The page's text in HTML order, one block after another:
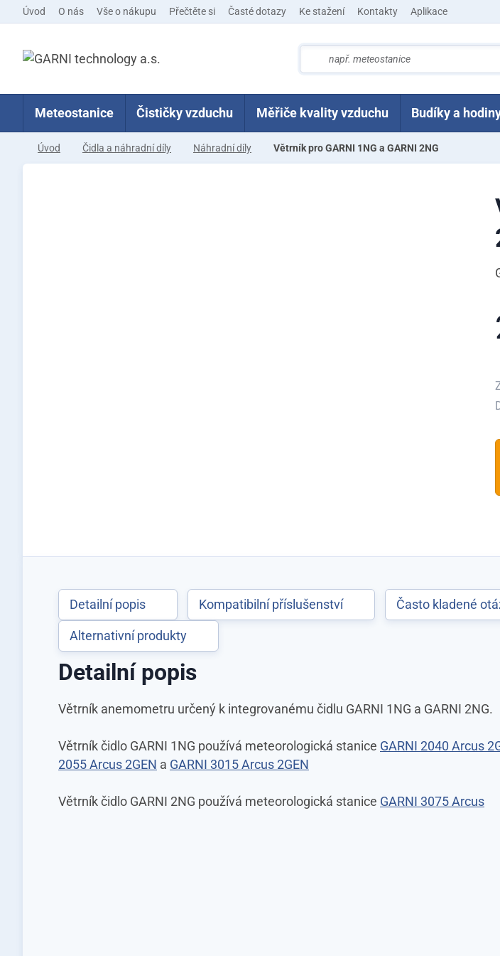
Úvod O nás Vše o nákupu Přečtěte si Časté dotazy Ke stažení Kontakty
Aplikace
Meteostanice Čističky vzduchu Měřiče kvality vzduchu Budíky a
Úvod Čidla a náhradní díly Náhradní díly Větrník pro GARNI 1NG a GARNI 2NG
Detailní popis Kompatibilní příslušenství Často kladené
Alternativní produkty
Detailní popis
Větrník anemometru určený k integrovanému čidlu GARNI 1NG a GARNI 2NG.
Větrník čidlo GARNI 1NG používá meteorologická stanice GARNI 2040 Arcus
2055 Arcus 2GEN a GARNI 3015 Arcus 2GEN
Větrník čidlo GARNI 2NG používá meteorologická stanice GARNI 3075 Arcus